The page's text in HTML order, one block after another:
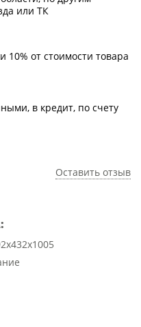
или ТК
10% от стоимости товара
в кредит, по счету
Оставить отзыв